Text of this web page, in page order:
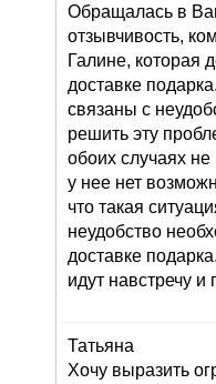
Обращалась в
отзывчивость,
Галине, которая
доставке
связаны с
решить эту
обоих случаях не
у нее нет
что такая
неудобство
доставке
идут навстречу
Татьяна
Хочу выразить